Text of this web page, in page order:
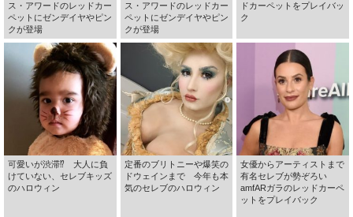
ス・アワードのレッドカー
ペットにゼンデイヤやピン
クが登場
ス・アワードのレッドカー
ペットにゼンデイヤやピン
クが登場
ドカーペットをプレイバッ
ク
可愛いが渋滞⁉ 大人に負
けていない、セレブキッズ
のハロウィン
定番のブリトニーや爆笑の
ドウェインまで 今年も本
気のセレブのハロウィン
女優からアーティストまで
有名セレブが勢ぞろい
amfARガラのレッドカーペ
ットをプレイバック